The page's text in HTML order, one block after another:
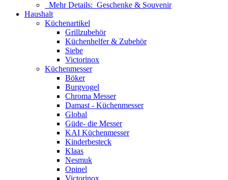
Mehr Details: Geschenke & Souvenir
Haushalt
Küchenartikel
Grillzubehör
Küchenhelfer & Zubehör
Siebe
Victorinox
Küchenmesser
Böker
Burgvogel
Chroma Messer
Damast - Küchenmesser
Global
Güde- die Messer
KAI Küchenmesser
Kinderbesteck
Klaas
Nesmuk
Opinel
Victorinox